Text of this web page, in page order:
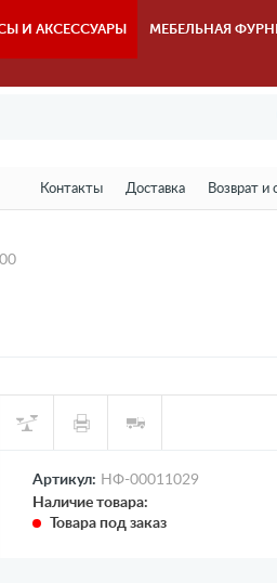
И АКСЕССУАРЫ МЕБЕЛЬНАЯ
Контакты Доставка Возврат и
Артикул: НФ-00011029
Наличие товара:
Товара под заказ